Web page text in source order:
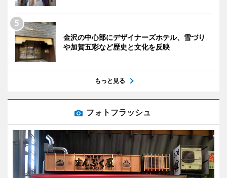
金沢の中心部にデザイナーズホテル、雪づり
や加賀五彩など歴史と文化を反映
もっと見る
フォトフラッシュ